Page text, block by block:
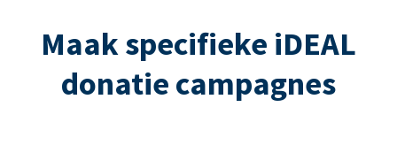
Maak specifieke iDEAL
donatie campagnes